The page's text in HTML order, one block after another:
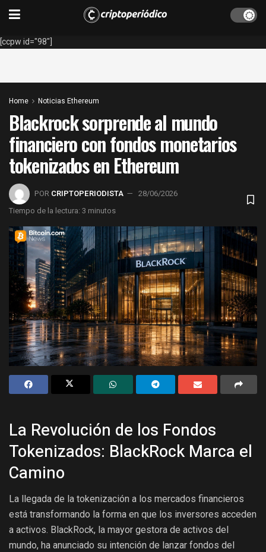
[ccpw id="98"]
Home Noticias Ethereum
Blackrock sorprende al mundo
financiero con fondos monetarios
tokenizados en Ethereum
POR CRIPTOPERIODISTA
28/06/2026
Tiempo de la lectura: 3 minutos
La Revolución de los Fondos
Tokenizados: BlackRock Marca el
Camino
La llegada de la tokenización a los mercados financieros
está transformando la forma en que los inversores acceden
a activos. BlackRock, la mayor gestora de activos del
mundo, ha anunciado su intención de lanzar fondos del